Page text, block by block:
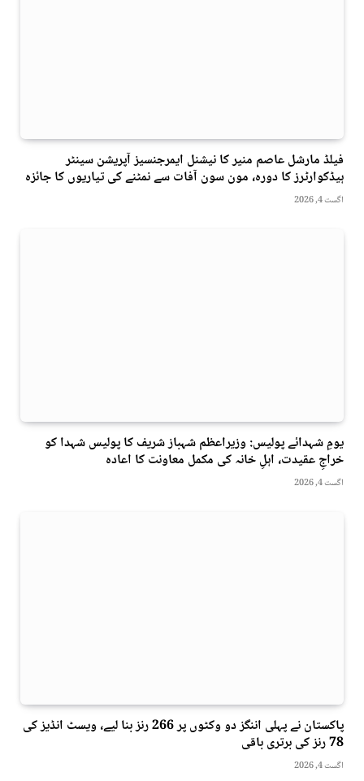
فیلڈ مارشل عاصم منیر کا نیشنل ایمرجنسیز آپریشن سینٹر
ہیڈکوارٹرز کا دورہ، مون سون آفات سے نمٹنے کی تیاریوں کا جائزہ
اگست 4, 2026
یومِ شہدائے پولیس: وزیراعظم شہباز شریف کا پولیس شہدا کو
خراجِ عقیدت، اہلِ خانہ کی مکمل معاونت کا اعادہ
اگست 4, 2026
پاکستان نے پہلی اننگز دو وکٹوں پر 266 رنز بنا لیے، ویسٹ انڈیز کی
78 رنز کی برتری باقی
اگست 4, 2026